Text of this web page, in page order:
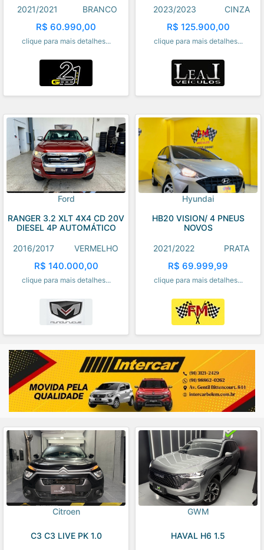
2021/2021 BRANCO
R$ 60.990,00
clique para mais detalhes...
2023/2023 CINZA
R$ 125.900,00
clique para mais detalhes...
Ford
RANGER 3.2 XLT 4X4 CD 20V
DIESEL 4P AUTOMÁTICO
2016/2017 VERMELHO
R$ 140.000,00
clique para mais detalhes...
Hyundai
HB20 VISION/ 4 PNEUS
NOVOS
2021/2022 PRATA
R$ 69.999,99
clique para mais detalhes...
Citroen
C3 C3 LIVE PK 1.0
GWM
HAVAL H6 1.5